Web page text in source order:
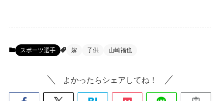
スポーツ選手 嫁 子供 山崎福也
よかったらシェアしてね！